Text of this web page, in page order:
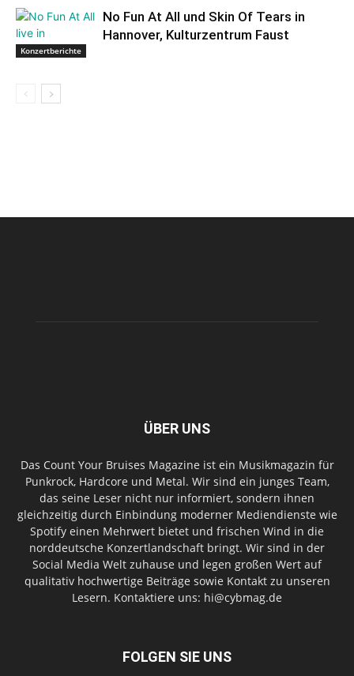
Konzertberichte
No Fun At All und Skin Of Tears in
Hannover, Kulturzentrum Faust
ÜBER UNS
Das Count Your Bruises Magazine ist ein Musikmagazin für
Punkrock, Hardcore und Metal. Wir sind ein junges Team,
das seine Leser nicht nur informiert, sondern ihnen
gleichzeitig durch Einbindung moderner Mediendienste wie
Spotify einen Mehrwert bietet und frischen Wind in die
norddeutsche Konzertlandschaft bringt. Wir sind in der
Social Media Welt zuhause und legen großen Wert auf
qualitativ hochwertige Beiträge sowie Kontakt zu unseren
Lesern. Kontaktiere uns: hi@cybmag.de
FOLGEN SIE UNS